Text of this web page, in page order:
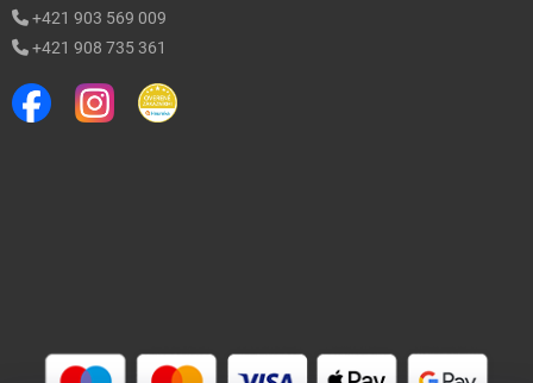
+421 903 569 009
+421 908 735 361